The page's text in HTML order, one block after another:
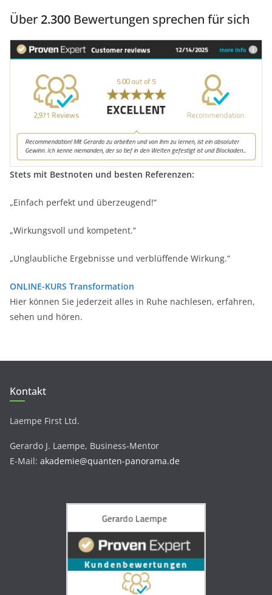
Über 2.300 Bewertungen sprechen für sich
Stets mit Bestnoten und besten Referenzen:
„Einfach perfekt und überzeugend!“
„Wirkungsvoll und kompetent.“
„Unglaubliche Ergebnisse und verblüffende Wirkung.“
ONLINE-KURS Transformation
Hier können Sie jederzeit alles in Ruhe nachlesen, erfahren,
sehen und hören.
Kontakt
Laempe First Ltd.
Gerardo J. Laempe, Business-Mentor
E-Mail: akademie@quanten-panorama.de